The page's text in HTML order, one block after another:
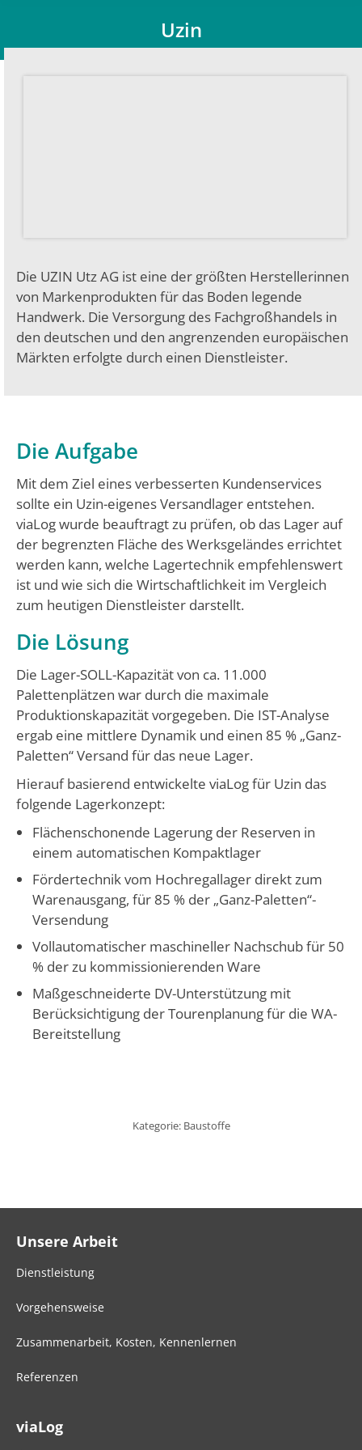
Uzin
Du bist hier:
Die UZIN Utz AG ist eine der größten Herstellerinnen
von Markenprodukten für das Boden legende
Handwerk. Die Versorgung des Fachgroßhandels in
den deutschen und den angrenzenden europäischen
Märkten erfolgte durch einen Dienstleister.
Die Aufgabe
Mit dem Ziel eines verbesserten Kundenservices
sollte ein Uzin-eigenes Versandlager entstehen.
viaLog wurde beauftragt zu prüfen, ob das Lager auf
der begrenzten Fläche des Werksgeländes errichtet
werden kann, welche Lagertechnik empfehlenswert
ist und wie sich die Wirtschaftlichkeit im Vergleich
zum heutigen Dienstleister darstellt.
Die Lösung
Die Lager-SOLL-Kapazität von ca. 11.000
Palettenplätzen war durch die maximale
Produktionskapazität vorgegeben. Die IST-Analyse
ergab eine mittlere Dynamik und einen 85 % „Ganz-
Paletten“ Versand für das neue Lager.
Hierauf basierend entwickelte viaLog für Uzin das
folgende Lagerkonzept:
Flächenschonende Lagerung der Reserven in
einem automatischen Kompaktlager
Fördertechnik vom Hochregallager direkt zum
Warenausgang, für 85 % der „Ganz-Paletten“-
Versendung
Vollautomatischer maschineller Nachschub für 50
% der zu kommissionierenden Ware
Maßgeschneiderte DV-Unterstützung mit
Berücksichtigung der Tourenplanung für die WA-
Bereitstellung
Kategorie: Baustoffe
Unsere Arbeit
Dienstleistung
Vorgehensweise
Zusammenarbeit, Kosten, Kennenlernen
Referenzen
viaLog